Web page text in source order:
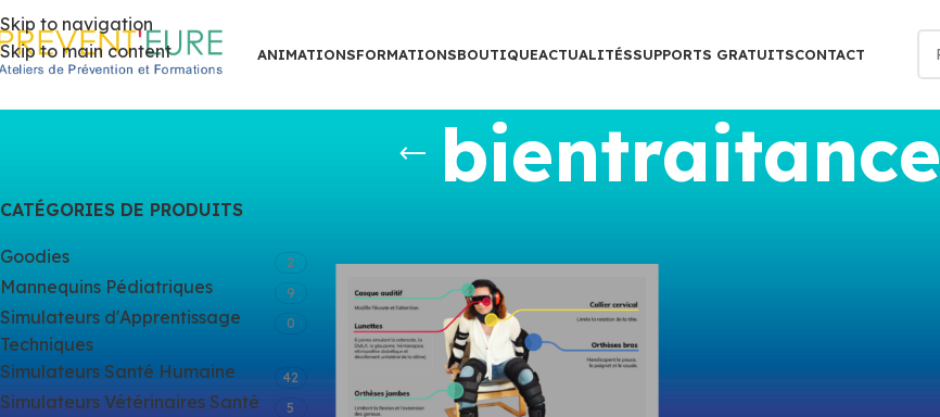
Skip to navigation
Skip to main content
ANIMATIONSFORMATIONSBOUTIQUEACTUALITÉSSUPPORTS GRATUITSCONTACT
bientraitance
CATÉGORIES DE PRODUITS
Goodies 2
Mannequins Pédiatriques 9
Simulateurs d'Apprentissage
Techniques
0
Simulateurs Santé Humaine 42
Simulateurs Vétérinaires Santé
5